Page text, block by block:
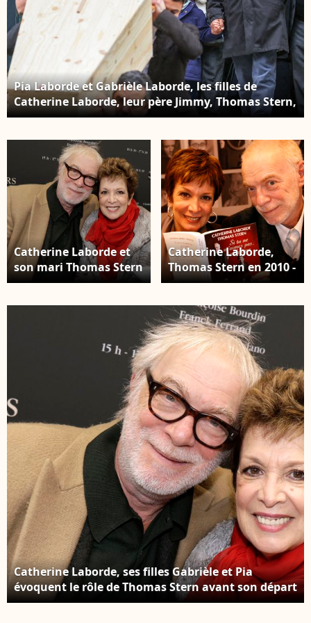
Pia Laborde et Gabrièle Laborde, les filles de
Catherine Laborde, leur père Jimmy, Thomas Stern,
le mari de la défunte aux obsèques de Catherine
2025. © Jacovides - Moreau / Bestimage
Catherine Laborde et
son mari Thomas Stern
au salon du livre de
Catherine Laborde,
Thomas Stern en 2010 -
Archive ©JLPPA /
Catherine Laborde, ses filles Gabrièle et Pia
évoquent le rôle de Thomas Stern avant son départ
Rétro - Décès de Catherine Laborde - Catherine